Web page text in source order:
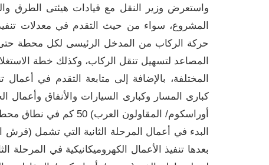
واستعرض وزير النقل مع قيادات هيئتى الطرق
المشروع، سواء من حيث التقدم في معدلات
حركة الركاب من المدخل الرئيسى لكل محطة حتى
المصاعد لتسهيل تنقل الركاب، وكذلك خطة
المختلفة، بالإضافة إلى متابعة التقدم في
كبارى المسار وكبارى السيارات والأنفاق
البدء في أعمال المرحلة الثانية التي تشمل (فرش